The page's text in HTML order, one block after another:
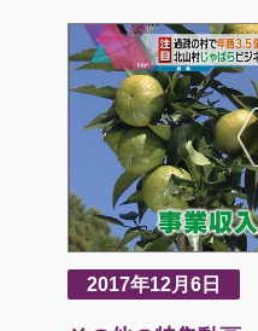
2017年12月6日